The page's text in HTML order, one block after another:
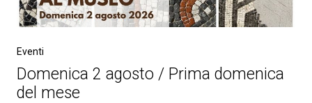
Eventi
Domenica 2 agosto / Prima domenica
del mese